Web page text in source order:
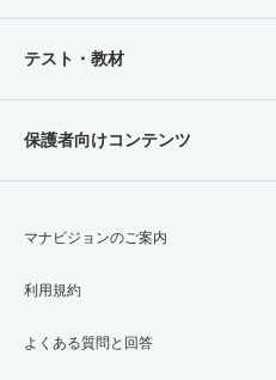
テスト・教材
保護者向けコンテンツ
マナビジョンのご案内
利用規約
よくある質問と回答